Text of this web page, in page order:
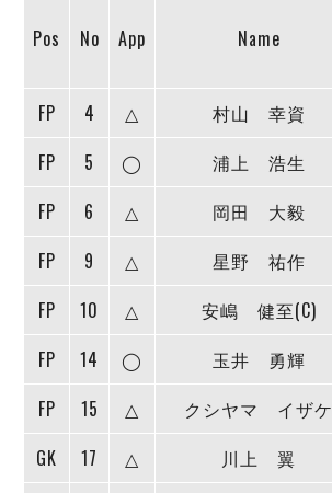
ポルセイド浜田
Pos No App Name
FP
4 △
村山 幸資
FP
5 ◯
浦上 浩生
FP
6 △
岡田 大毅
FP
9 △ 星野 祐作
FP
10 △ 安嶋 健至(C)
FP
14 ◯ 玉井 勇輝
FP
15 △
クシヤマ イザケ
GK
17 △
川上 翼